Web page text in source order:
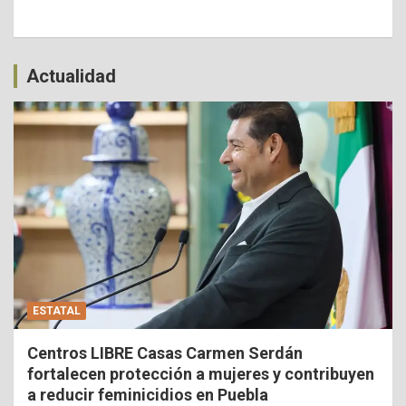
Actualidad
ESTATAL
Centros LIBRE Casas Carmen Serdán
fortalecen protección a mujeres y contribuyen
a reducir feminicidios en Puebla